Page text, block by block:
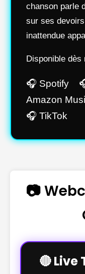
chanson parle
sur ses
inattendue
Disponible dès
🎧 Spotify
Amazon
🎧 TikTok
📷
🔴 Live